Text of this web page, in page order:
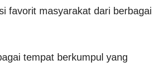
favorit masyarakat dari berbagai
tempat berkumpul yang